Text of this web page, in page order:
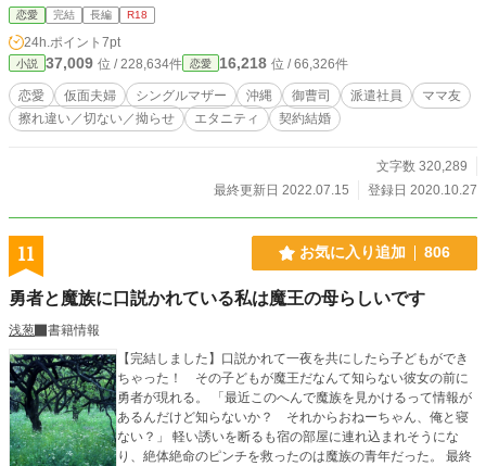
仮面夫婦を演じろ、と。 私は娘を守る為、彼と結婚する。 連
載開始日 2019/05/22 本編完結日 2019/08/10 雅人編連載開始
日 2019/08/24 雅人編完結日 2019/10/03 (本編書籍化にあた
り、こちらは多大なネタバレがあるため取り下げしておりま
す) 史那編開始 2020/01/21 史那編完結日 2020/04/01 201
9/08/20ー08/21 ベリーズカフェランキング総合１位、ありが
とうございます。 (書籍化に伴い、ベリーズさんのサイトは引
恋愛 完結 長編 R18
24h.ポイント 7pt
小説 37,009 位 / 228,634件 恋愛 16,218 位 / 66,326件
恋愛 仮面夫婦 シングルマザー 沖縄 御曹司 派遣社員
ママ友
擦れ違い／切ない／拗らせ
エタニティ 契約結婚
文字数 320,289
最終更新日 2022.07.15
登録日 2020.10.27
11 お気に入り追加 806
勇者と魔族に口説かれている私は魔王の母らしいです
浅葱
書籍情報
【完結しました】口説かれて一夜を共にしたら子どもができ
ちゃった！ その子どもが魔王だなんて知らない彼女の前に
勇者が現れる。 「最近このへんで魔族を見かけるって情報が
あるんだけど知らないか？ それからおねーちゃん、俺と寝
ない？」 軽い誘いを断るも宿の部屋に連れ込まれそうにな
り、絶体絶命のピンチを救ったのは魔族の青年だった。 最終